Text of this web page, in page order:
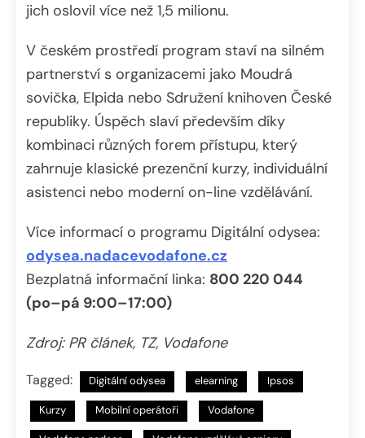
jich oslovil více než 1,5 milionu.
V českém prostředí program staví na silném
partnerství s organizacemi jako Moudrá
sovička, Elpida nebo Sdružení knihoven České
republiky. Úspěch slaví především díky
kombinaci různých forem přístupu, který
zahrnuje klasické prezenční kurzy, individuální
asistenci nebo moderní on-line vzdělávání.
Více informací o programu Digitální odysea:
odysea.nadacevodafone.cz
Bezplatná informační linka: 800 220 044
(po–pá 9:00–17:00)
Zdroj: PR článek, TZ, Vodafone
Tagged: Digitální odysea elearning Ipsos
Kurzy Mobilní operátoři Vodafone